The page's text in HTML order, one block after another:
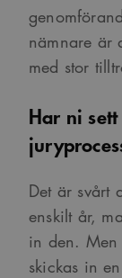
nämnare är
med stor
Har ni
Det är svårt
enskilt år,
in den. Men
skickas in